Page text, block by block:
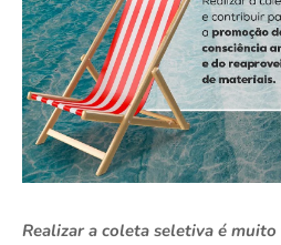
Realizar a coleta seletiva é